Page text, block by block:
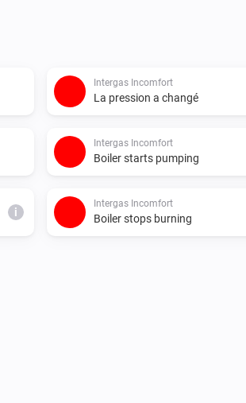
Intergas Incomfort
La pression a changé
Intergas Incomfort
Boiler starts pumping
i
Intergas Incomfort
Boiler stops burning